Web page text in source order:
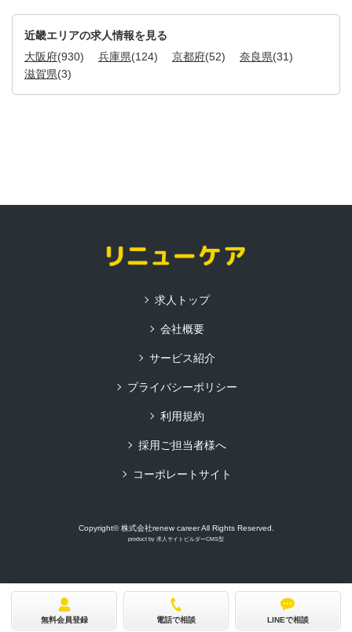
近畿エリアの求人情報を見る
大阪府(930) 兵庫県(124) 京都府(52) 奈良県(31)
滋賀県(3)
無料会員登録 電話で相談 LINEで相談
求人トップ
会社概要
サービス紹介
プライバシーポリシー
利用規約
採用ご担当者様へ
コーポレートサイト
Copyright© 株式会社renew career All Rights Reserved.
product by 求人サイトビルダーCMS型